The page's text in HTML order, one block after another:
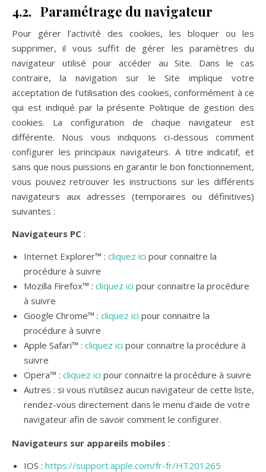
4.2. Paramétrage du navigateur
Pour gérer l’activité des cookies, les bloquer ou les
supprimer, il vous suffit de gérer les paramètres du
navigateur utilisé pour accéder au Site. Dans le cas
contraire, la navigation sur le Site implique votre
acceptation de l’utilisation des cookies, conformément à ce
qui est indiqué par la présente Politique de gestion des
cookies. La configuration de chaque navigateur est
différente. Nous vous indiquons ci-dessous comment
configurer les principaux navigateurs. A titre indicatif, et
sans que nous puissions en garantir le bon fonctionnement,
vous pouvez retrouver les instructions sur les différents
navigateurs aux adresses (temporaires ou définitives)
suivantes :
Navigateurs PC :
Internet Explorer™ : cliquez ici pour connaitre la
procédure à suivre
Mozilla Firefox™ : cliquez ici pour connaitre la procédure
à suivre
Google Chrome™ : cliquez ici pour connaitre la
procédure à suivre
Apple Safari™ : cliquez ici pour connaitre la procédure à
suivre
Opera™ : cliquez ici pour connaitre la procédure à suivre
Autres : si vous n’utilisez aucun navigateur de cette liste,
rendez-vous directement dans le menu d’aide de votre
navigateur afin de savoir comment le configurer.
Navigateurs sur appareils mobiles :
IOS : https://support.apple.com/fr-fr/HT201265